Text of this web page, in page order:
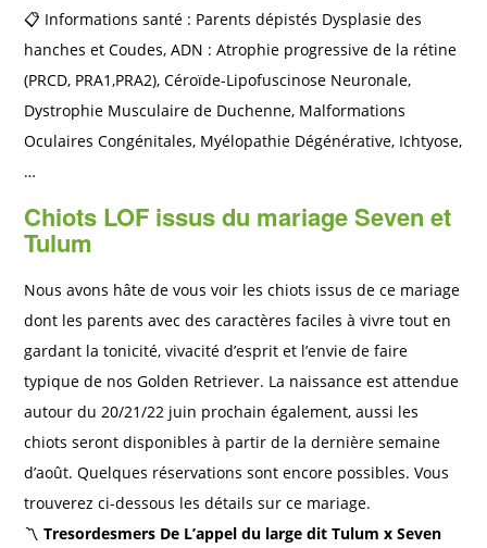
📋 Informations santé : Parents dépistés Dysplasie des
hanches et Coudes, ADN : Atrophie progressive de la rétine
(PRCD, PRA1,PRA2), Céroïde-Lipofuscinose Neuronale,
Dystrophie Musculaire de Duchenne, Malformations
Oculaires Congénitales, Myélopathie Dégénérative, Ichtyose,
…
Chiots LOF issus du mariage Seven et
Tulum
Nous avons hâte de vous voir les chiots issus de ce mariage
dont les parents avec des caractères faciles à vivre tout en
gardant la tonicité, vivacité d’esprit et l’envie de faire
typique de nos Golden Retriever. La naissance est attendue
autour du 20/21/22 juin prochain également, aussi les
chiots seront disponibles à partir de la dernière semaine
d’août. Quelques réservations sont encore possibles. Vous
trouverez ci-dessous les détails sur ce mariage.
〽️ Tresordesmers De L’appel du large dit Tulum x Seven